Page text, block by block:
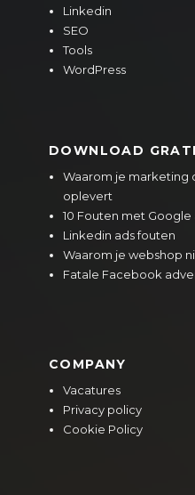
Linkedin
SEO
Tools
WordPress
DOWNLOAD
Waarom je marketing
oplevert
10 Fouten met
Linkedin ads fouten
Waarom je webshop
Fatale Facebook
COMPANY
Vacatures
Privacy policy
Cookie Policy